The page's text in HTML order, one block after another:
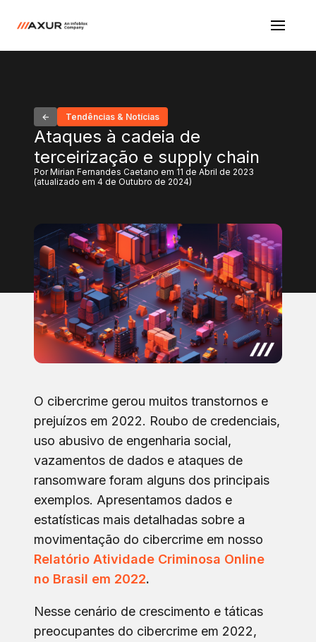
Tendências & Notícias
Ataques à cadeia de
terceirização e supply chain
Por Mirian Fernandes Caetano em 11 de Abril de 2023
(atualizado em 4 de Outubro de 2024)
O cibercrime gerou muitos transtornos e
prejuízos em 2022. Roubo de credenciais,
uso abusivo de engenharia social,
vazamentos de dados e ataques de
ransomware foram alguns dos principais
exemplos. Apresentamos dados e
estatísticas mais detalhadas sobre a
movimentação do cibercrime em nosso
Relatório Atividade Criminosa Online
no Brasil em 2022.
Nesse cenário de crescimento e táticas
preocupantes do cibercrime em 2022,